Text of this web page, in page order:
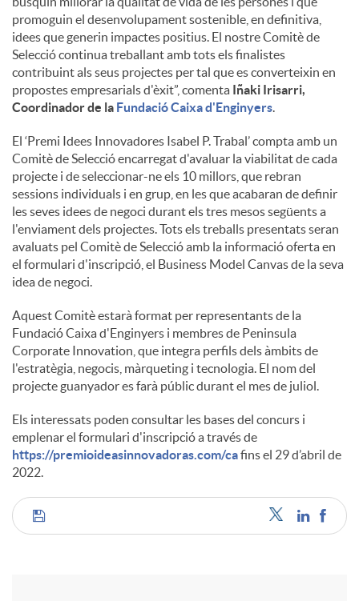
promoguin el desenvolupament sostenible, en definitiva,
idees que generin impactes positius. El nostre Comitè de
Selecció continua treballant amb tots els finalistes
contribuint als seus projectes per tal que es converteixin en
propostes empresarials d'èxit”, comenta Iñaki Irisarri,
Coordinador de la Fundació Caixa d'Enginyers.
El ‘Premi Idees Innovadores Isabel P. Trabal’ compta amb un
Comitè de Selecció encarregat d'avaluar la viabilitat de cada
projecte i de seleccionar-ne els 10 millors, que rebran
sessions individuals i en grup, en les que acabaran de definir
les seves idees de negoci durant els tres mesos següents a
l'enviament dels projectes. Tots els treballs presentats seran
avaluats pel Comitè de Selecció amb la informació oferta en
el formulari d'inscripció, el Business Model Canvas de la seva
idea de negoci.
Aquest Comitè estarà format per representants de la
Fundació Caixa d'Enginyers i membres de Peninsula
Corporate Innovation, que integra perfils dels àmbits de
l'estratègia, negocis, màrqueting i tecnologia. El nom del
projecte guanyador es farà públic durant el mes de juliol.
Els interessats poden consultar les bases del concurs i
emplenar el formulari d'inscripció a través de
https://premioideasinnovadoras.com/cafins el 29 d’abril de
2022.
C